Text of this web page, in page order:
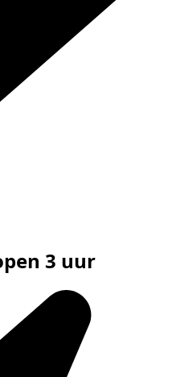
3 uur